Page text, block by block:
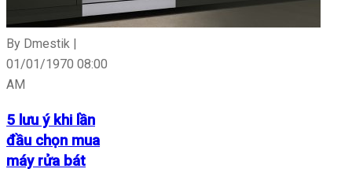
By Dmestik |
01/01/1970 08:00
AM
5 lưu ý khi lần
đầu chọn mua
máy rửa bát